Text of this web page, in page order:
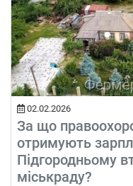
02.02.2026
За що
отримують
Підгородньому
міськраду?